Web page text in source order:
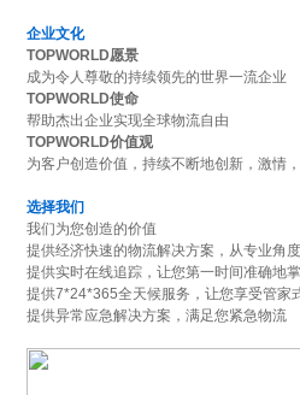
企业文化
TOPWORLD愿景
成为令人尊敬的持续领先的世界一流企业
TOPWORLD使命
帮助杰出企业实现全球物流自由
TOPWORLD价值观
为客户创造价值，持续不断地创新，激情，
选择我们
我们为您创造的价值
提供经济快速的物流解决方案，从专业角
提供实时在线追踪，让您第一时间准确地
提供7*24*365全天候服务，让您享受管家
提供异常应急解决方案，满足您紧急物流